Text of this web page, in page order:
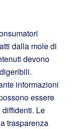
dalla mole di
devono
informazioni
essere
Le
trasparenza